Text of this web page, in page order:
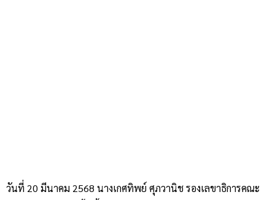
วันที่ 20 มีนาคม 2568 นางเกศทิพย์ ศุภวานิช รองเลขาธิการคณะ